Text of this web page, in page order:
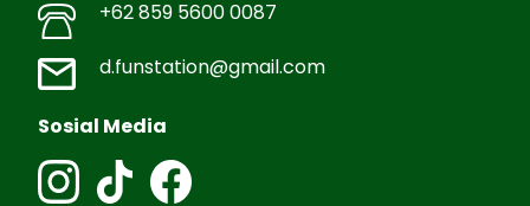
+62 859 5600 0087
d.funstation@gmail.com
Sosial Media